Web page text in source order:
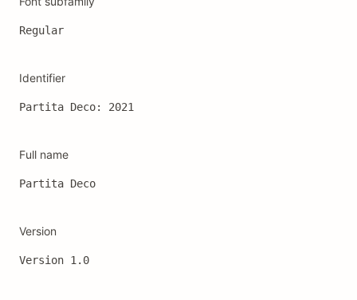
Regular
Identifier
Partita Deco: 2021
Full name
Partita Deco
Version
Version 1.0